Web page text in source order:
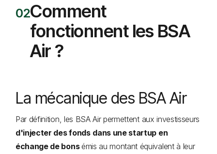
Comment
fonctionnent les BSA
Air ?
La mécanique des BSA Air
Par définition, les BSA Air permettent aux investisseurs
d'injecter des fonds dans une startup en
échange de bonsémis au montant équivalent à leur